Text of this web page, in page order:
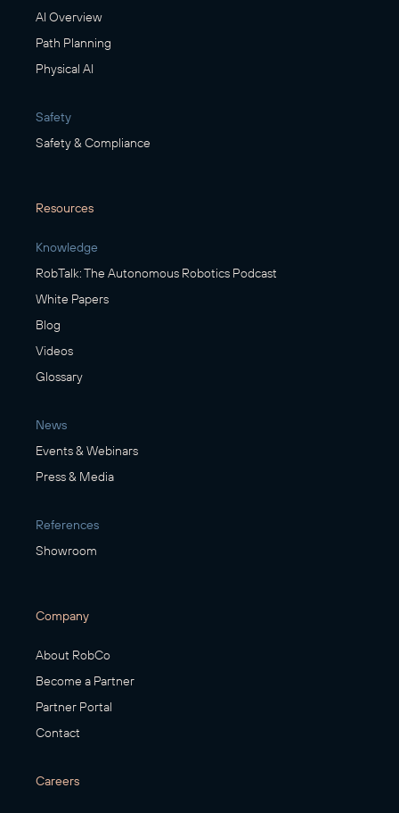
AI Overview
Path Planning
Physical AI
Safety
Safety & Compliance
Resources
Knowledge
RobTalk: The Autonomous Robotics Podcast
White Papers
Blog
Videos
Glossary
News
Events & Webinars
Press & Media
References
Showroom
Company
About RobCo
Become a Partner
Partner Portal
Contact
Careers